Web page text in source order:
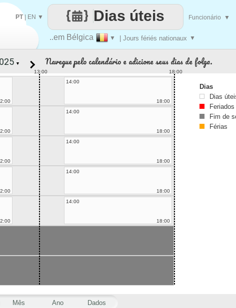
..em Bélgica ▼ | Jours fériés nationaux ▼
Dias úteis
PT| EN ▼ Funcionário ▼
Mês Ano Dados
▼ Navegue pelo calendário e adicione seus dias de folga.
13:00 18:00
14:00
18:00
14:00
18:00
14:00
18:00
14:00
18:00
14:00
18:00
Dias
Dias
Feriados
Fim de
Férias